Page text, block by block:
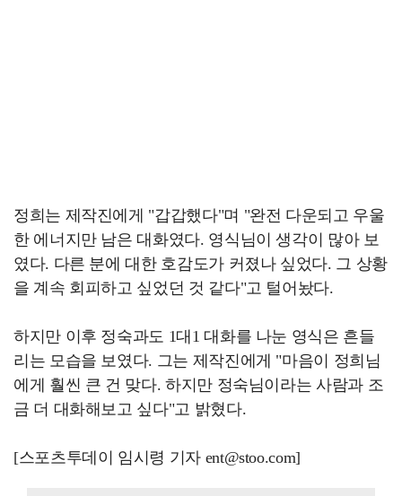
정희는 제작진에게 "갑갑했다"며 "완전 다운되고 우울
한 에너지만 남은 대화였다. 영식님이 생각이 많아 보
였다. 다른 분에 대한 호감도가 커졌나 싶었다. 그 상황
을 계속 회피하고 싶었던 것 같다"고 털어놨다.
하지만 이후 정숙과도 1대1 대화를 나눈 영식은 흔들
리는 모습을 보였다. 그는 제작진에게 "마음이 정희님
에게 훨씬 큰 건 맞다. 하지만 정숙님이라는 사람과 조
금 더 대화해보고 싶다"고 밝혔다.
[스포츠투데이 임시령 기자 ent@stoo.com]